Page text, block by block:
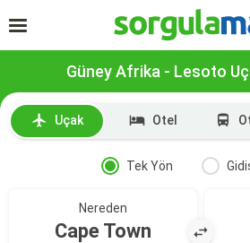
Güney Afrika - Lesoto
Uçak Otel
Tek Yön
Nereden
Cape Town